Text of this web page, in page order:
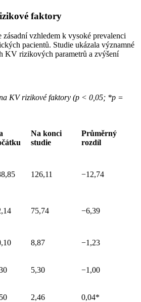
faktory
vzhledem k vysoké prevalenci
pacientů. Studie ukázala významné
KV rizikových parametrů a zvýšení
KV rizikové faktory (p < 0,05; *p =
Na konci
studie
Průměrný
rozdíl
126,11 −12,74
75,74 −6,39
8,87 −1,23
5,30 −1,00
2,46 0,04*